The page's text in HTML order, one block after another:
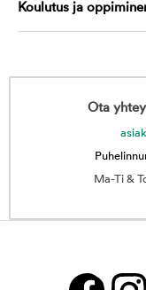
Koulutus ja
Ota
Ma-Ti &